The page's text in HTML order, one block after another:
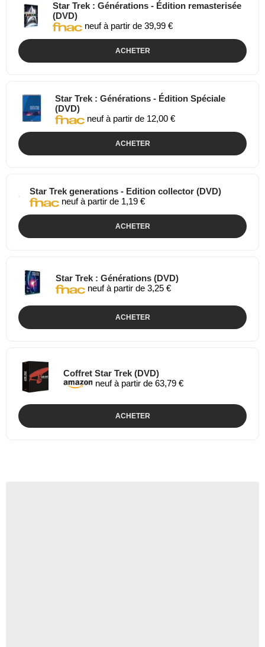
Star Trek : Générations - Édition remasterisée
(DVD)
neuf à partir de 39,99 €
ACHETER
Star Trek : Générations - Édition Spéciale
(DVD)
neuf à partir de 12,00 €
ACHETER
Star Trek generations - Edition collector (DVD)
neuf à partir de 1,19 €
ACHETER
Star Trek : Générations (DVD)
neuf à partir de 3,25 €
ACHETER
Coffret Star Trek (DVD)
neuf à partir de 63,79 €
ACHETER